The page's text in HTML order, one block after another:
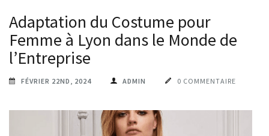
Adaptation du Costume pour
Femme à Lyon dans le Monde de
l’Entreprise
FÉVRIER 22ND, 2024 ADMIN 0 COMMENTAIRE